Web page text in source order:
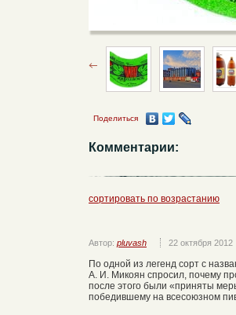
Поделиться
Комментарии:
сортировать по возрастанию
Автор: pluvash 22 октября 2012
По одной из легенд сорт с
А. И. Микоян спросил, почему
после этого были «приняты
победившему на всесоюзном